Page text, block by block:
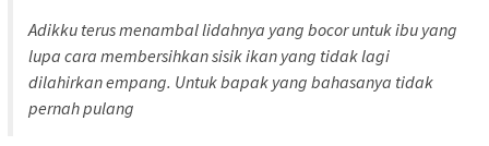
Adikku terus menambal lidahnya yang bocor untuk ibu yang
lupa cara membersihkan sisik ikan yang tidak lagi
dilahirkan empang. Untuk bapak yang bahasanya tidak
pernah pulang